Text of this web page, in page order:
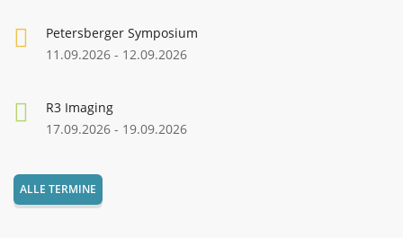
Petersberger Symposium
11.09.2026 - 12.09.2026
R3 Imaging
17.09.2026 - 19.09.2026
ALLE TERMINE